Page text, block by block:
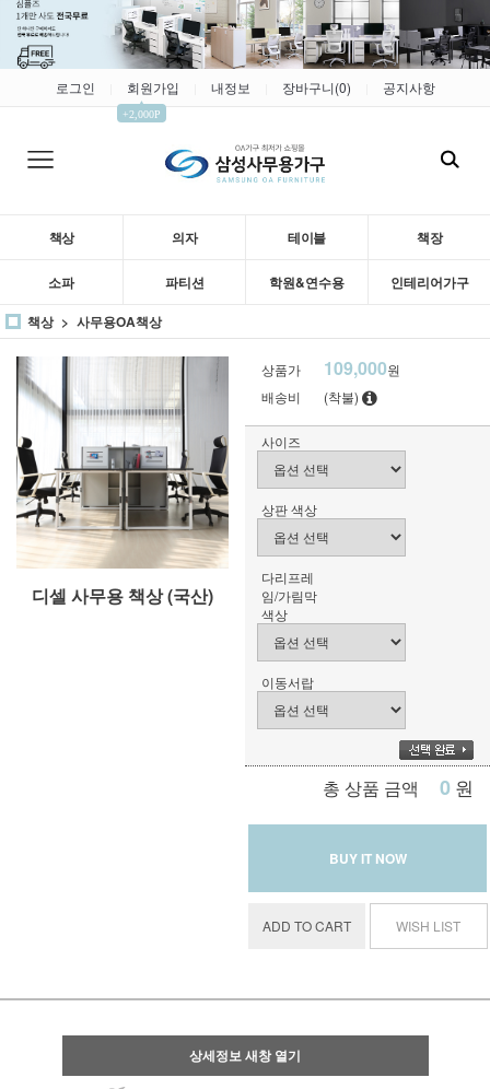
로그인 회원가입
▲
+2,000P
내정보 장바구니(0) 공지사항
책상 의자 테이블 책장
소파 파티션 학원&연수용
인테리어가구
책상
사무용OA책상
디셀 사무용 책상 (국산)
상품가 109,000원
배송비
(착불)
사이즈
상판 색상
다리프레
임/가림막
색상
이동서랍
총 상품 금액 0 원
BUY IT NOW
ADD TO CART WISH LIST
상세정보 새창 열기